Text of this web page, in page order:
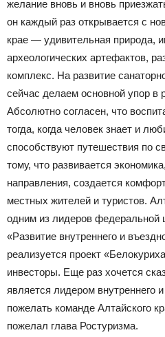
желание вновь и вновь
он каждый раз открывается с
крае — удивительная природа,
археологических артефактов,
комплекс. На развитие
сейчас делаем основной упор в
Абсолютно согласен, что
тогда, когда человек знает и
способствуют путешествия по
тому, что развивается
направления, создается
местных жителей и туристов.
одним из лидеров федеральной
«Развитие внутреннего и
реализуется проект
инвесторы. Еще раз хочется
является лидером внутреннего
пожелать команде Алтайского
пожелал глава Ростуризма.